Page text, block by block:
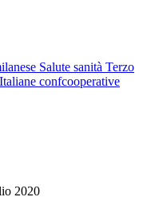
Salute sanità Terzo
confcooperative
2020